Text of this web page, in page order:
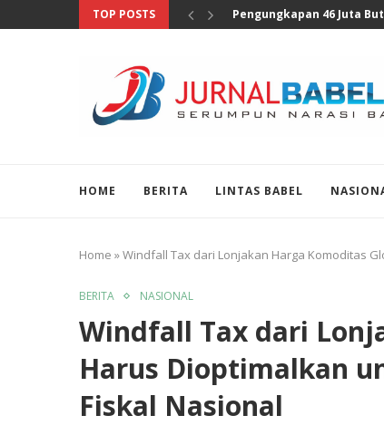
TOP POSTS Anggota DPR Sebut
HOME BERITA LINTAS BABEL
Home »Windfall Tax dari Lonjakan Harga Komoditas
BERITA NASIONAL
Windfall Tax dari
Harus Dioptimalkan
Fiskal Nasional